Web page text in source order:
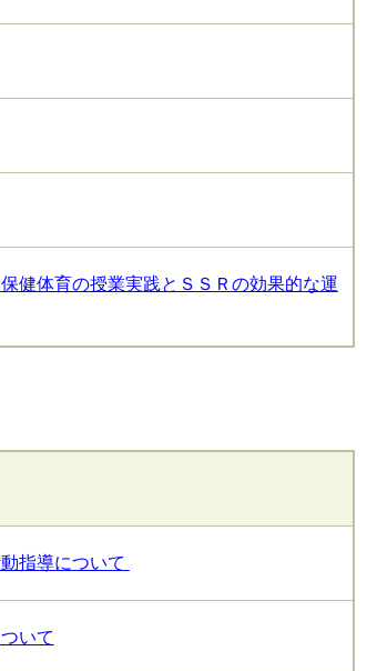
健体育の授業実践とＳＳＲの効果的な運
指導について
いて